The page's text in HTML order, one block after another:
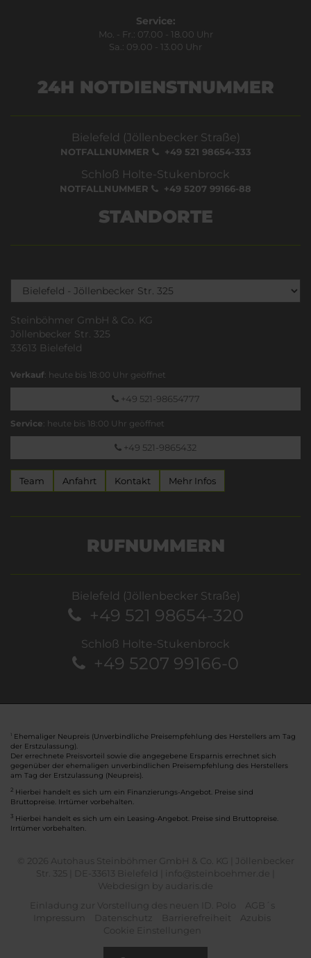
Service:
Mo. - Fr.: 07.00 - 18.00 Uhr
Sa.: 09.00 - 13.00 Uhr
24H NOTDIENSTNUMMER
Bielefeld (Jöllenbecker Straße)
NOTFALLNUMMER +49 521 98654-333
Schloß Holte-Stukenbrock
NOTFALLNUMMER +49 5207 99166-88
STANDORTE
Steinböhmer GmbH & Co. KG
Jöllenbecker Str. 325
33613 Bielefeld
Verkauf: heute bis 18:00 Uhr geöffnet
+49 521-98654777
Service: heute bis 18:00 Uhr geöffnet
+49 521-9865432
Team Anfahrt Kontakt Mehr Infos
RUFNUMMERN
Bielefeld (Jöllenbecker Straße)
+49 521 98654-320
Schloß Holte-Stukenbrock
+49 5207 99166-0
Ehemaliger Neupreis (Unverbindliche Preisempfehlung des Herstellers am Tag
der Erstzulassung).
Der errechnete Preisvorteil sowie die angegebene Ersparnis errechnet sich
gegenüber der ehemaligen unverbindlichen Preisempfehlung des Herstellers
am Tag der Erstzulassung (Neupreis).
2 Hierbei handelt es sich um ein Finanzierungs-Angebot. Preise sind
Bruttopreise. Irrtümer vorbehalten.
3 Hierbei handelt es sich um ein Leasing-Angebot. Preise sind Bruttopreise.
Irrtümer vorbehalten.
© 2026 Autohaus Steinböhmer GmbH & Co. KG | Jöllenbecker
Str. 325 | DE-33613 Bielefeld | info@steinboehmer.de |
Webdesign by audaris.de
Einladung zur Vorstellung des neuen ID. Polo
AGB´s
Impressum
Datenschutz Barrierefreiheit
Azubis
Cookie Einstellungen